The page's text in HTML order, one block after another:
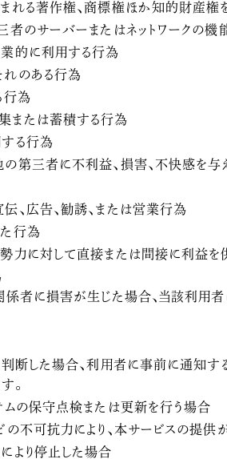
れる著作権、商標権ほか知的財産権
のサーバーまたはネットワークの機
的に利用する行為
のある行為
行為
または蓄積する行為
る行為
第三者に不利益、損害、不快感を与
、広告、勧誘、または営業行為
行為
力に対して直接または間接に利益を
者に損害が生じた場合、当該利用者
断した場合、利用者に事前に通知す
。
ムの保守点検または更新を行う場合
の不可抗力により、本サービスの提供
より停止した場合